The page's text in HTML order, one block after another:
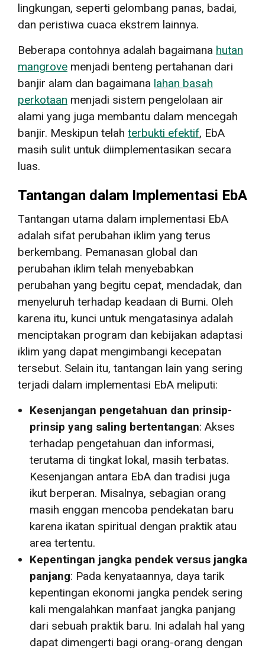
lingkungan, seperti gelombang panas, badai,
dan peristiwa cuaca ekstrem lainnya.
Beberapa contohnya adalah bagaimana hutan
mangrove menjadi benteng pertahanan dari
banjir alam dan bagaimana lahan basah
perkotaan menjadi sistem pengelolaan air
alami yang juga membantu dalam mencegah
banjir. Meskipun telah terbukti efektif, EbA
masih sulit untuk diimplementasikan secara
luas.
Tantangan dalam Implementasi EbA
Tantangan utama dalam implementasi EbA
adalah sifat perubahan iklim yang terus
berkembang. Pemanasan global dan
perubahan iklim telah menyebabkan
perubahan yang begitu cepat, mendadak, dan
menyeluruh terhadap keadaan di Bumi. Oleh
karena itu, kunci untuk mengatasinya adalah
menciptakan program dan kebijakan adaptasi
iklim yang dapat mengimbangi kecepatan
tersebut. Selain itu, tantangan lain yang sering
terjadi dalam implementasi EbA meliputi:
Kesenjangan pengetahuan dan prinsip-
prinsip yang saling bertentangan: Akses
terhadap pengetahuan dan informasi,
terutama di tingkat lokal, masih terbatas.
Kesenjangan antara EbA dan tradisi juga
ikut berperan. Misalnya, sebagian orang
masih enggan mencoba pendekatan baru
karena ikatan spiritual dengan praktik atau
area tertentu.
Kepentingan jangka pendek versus jangka
panjang: Pada kenyataannya, daya tarik
kepentingan ekonomi jangka pendek sering
kali mengalahkan manfaat jangka panjang
dari sebuah praktik baru. Ini adalah hal yang
dapat dimengerti bagi orang-orang dengan